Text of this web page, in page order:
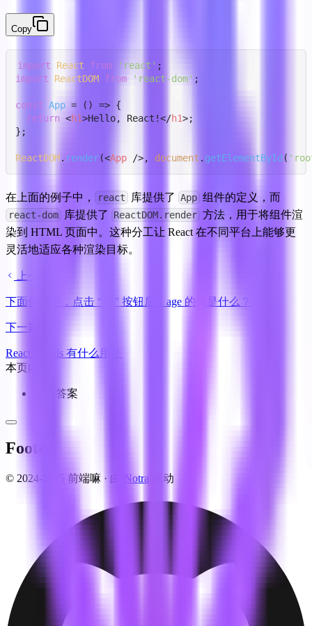
Copy
import React from 'react'
import
ReactDOM from 'react-dom' ;
const App = ( ) => {
return <h1>Hello, React!</h1>;
};
ReactDOM. render(<App />, document . getElementById (
在上面的例子中， react 库提供了 App
react-dom 库提供了 ReactDOM.render 方法，用于将组件渲
染到 HTML 页面中。这种分工让 React 在不同平台上能够更
灵活地适应各种渲染目标。
上一篇
下面代码中，点击 “+3” 按钮后，age 的值是什么？
下一篇
React Portals 有什么用？
本页内容
参考答案
Footer
© 2024-2025 前端嘛 · 由 Notra 驱动